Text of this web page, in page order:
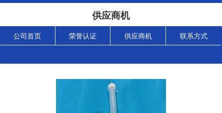
供应商机
公司首页 荣誉认证 供应商机 联系方式